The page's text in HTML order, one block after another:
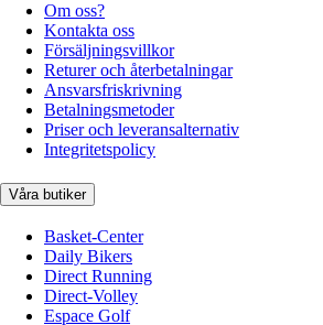
Om oss?
Kontakta oss
Försäljningsvillkor
Returer och återbetalningar
Ansvarsfriskrivning
Betalningsmetoder
Priser och leveransalternativ
Integritetspolicy
Våra butiker
Basket-Center
Daily Bikers
Direct Running
Direct-Volley
Espace Golf